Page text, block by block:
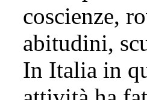
coscienze,
abitudini,
In Italia in